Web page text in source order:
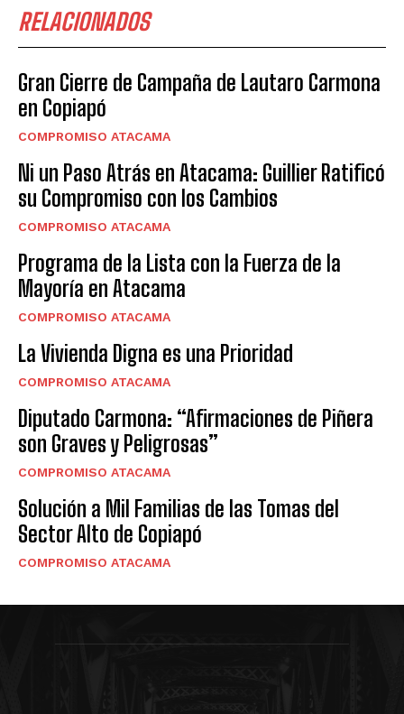
RELACIONADOS
Gran Cierre de Campaña de Lautaro Carmona
en Copiapó
COMPROMISO ATACAMA
Ni un Paso Atrás en Atacama: Guillier Ratificó
su Compromiso con los Cambios
COMPROMISO ATACAMA
Programa de la Lista con la Fuerza de la
Mayoría en Atacama
COMPROMISO ATACAMA
La Vivienda Digna es una Prioridad
COMPROMISO ATACAMA
Diputado Carmona: “Afirmaciones de Piñera
son Graves y Peligrosas”
COMPROMISO ATACAMA
Solución a Mil Familias de las Tomas del
Sector Alto de Copiapó
COMPROMISO ATACAMA